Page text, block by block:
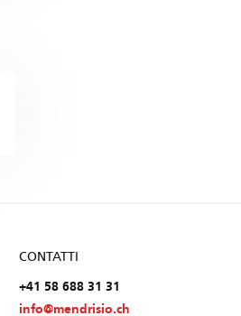
CONTATTI
+41 58 688 31 31
info@mendrisio.ch